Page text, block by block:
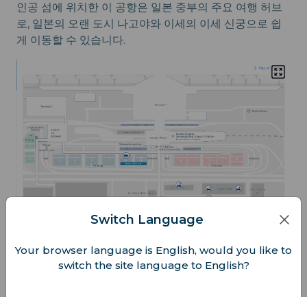
인공 섬에 위치한 이 공항은 일본 중부의 주요 여행 허브
로, 일본의 오랜 도시 나고야와 이세의 이세 신궁으로 쉽
게 이동할 수 있습니다.
교통:
메이테츠 철도 라인으로 나고야 중심까지 30분 이
내에 도착할 수 있습니다.
Switch Language
Your browser language is English, would you like to
switch the site language to English?